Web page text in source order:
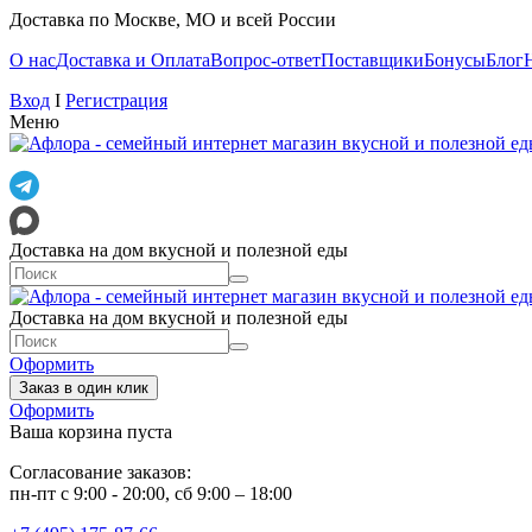
Доставка по Москве, МО и всей России
О насДоставка и ОплатаВопрос-ответПоставщикиБонусыБлог
Вход I Регистрация
Меню
Доставка на дом вкусной и полезной еды
Доставка на дом вкусной и полезной еды
Оформить
Заказ в один клик
Оформить
Ваша корзина пуста
Согласование заказов:
пн-пт с 9:00 - 20:00, сб 9:00 – 18:00